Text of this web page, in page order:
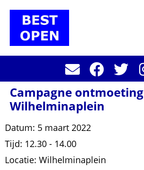
Campagne ontmoeting
Wilhelminaplein
Datum: 5 maart 2022
Tijd: 12.30 - 14.00
Locatie: Wilhelminaplein